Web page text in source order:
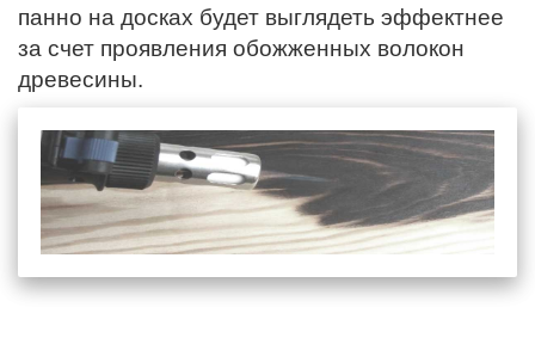
панно на досках будет выглядеть эффектнее
за счет проявления обожженных волокон
древесины.